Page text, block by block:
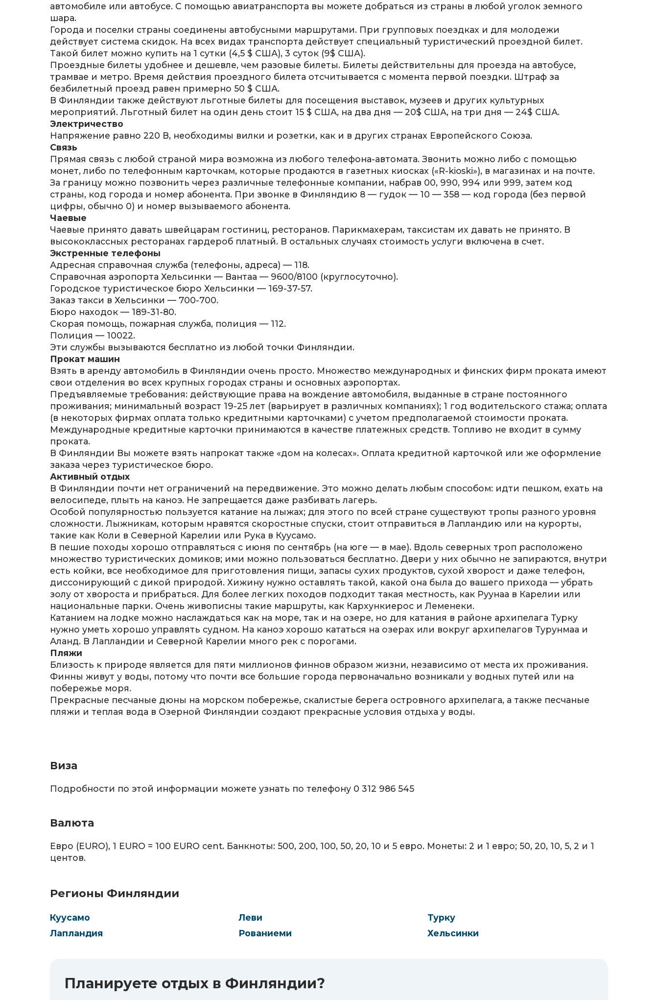
автомобиле или автобусе. С помощью авиатранспорта вы можете добраться из страны в любой уголок земного
шара.
Города и поселки страны соединены автобусными маршрутами. При групповых поездках и для молодежи
действует система скидок. На всех видах транспорта действует специальный туристический проездной билет.
Такой билет можно купить на 1 сутки (4,5 $ США), 3 суток (9$ США).
Проездные билеты удобнее и дешевле, чем разовые билеты. Билеты действительны для проезда на автобусе,
трамвае и метро. Время действия проездного билета отсчитывается с момента первой поездки. Штраф за
безбилетный проезд равен примерно 50 $ США.
В Финляндии также действуют льготные билеты для посещения выставок, музеев и других культурных
мероприятий. Льготный билет на один день стоит 15 $ США, на два дня — 20$ США, на три дня — 24$ США.
Электричество
Напряжение равно 220 В, необходимы вилки и розетки, как и в других странах Европейского Союза.
Связь
Прямая связь с любой страной мира возможна из любого телефона-автомата. Звонить можно либо с помощью
монет, либо по телефонным карточкам, которые продаются в газетных киосках («R-kioski»), в магазинах и на почте.
За границу можно позвонить через различные телефонные компании, набрав 00, 990, 994 или 999, затем код
страны, код города и номер абонента. При звонке в Финляндию 8 — гудок — 10 — 358 — код города (без первой
цифры, обычно 0) и номер вызываемого абонента.
Чаевые
Чаевые принято давать швейцарам гостиниц, ресторанов. Парикмахерам, таксистам их давать не принято. В
высококлассных ресторанах гардероб платный. В остальных случаях стоимость услуги включена в счет.
Экстренные телефоны
Адресная справочная служба (телефоны, адреса) — 118.
Справочная аэропорта Хельсинки — Вантаа — 9600/8100 (круглосуточно).
Городское туристическое бюро Хельсинки — 169-37-57.
Заказ такси в Хельсинки — 700-700.
Бюро находок — 189-31-80.
Скорая помощь, пожарная служба, полиция — 112.
Полиция — 10022.
Эти службы вызываются бесплатно из любой точки Финляндии.
Прокат машин
Взять в аренду автомобиль в Финляндии очень просто. Множество международных и финских фирм проката имеют
свои отделения во всех крупных городах страны и основных аэропортах.
Предъявляемые требования: действующие права на вождение автомобиля, выданные в стране постоянного
проживания; минимальный возраст 19-25 лет (варьирует в различных компаниях); 1 год водительского стажа; оплата
(в некоторых фирмах оплата только кредитными карточками) с учетом предполагаемой стоимости проката.
Международные кредитные карточки принимаются в качестве платежных средств. Топливо не входит в сумму
проката.
В Финляндии Вы можете взять напрокат также «дом на колесах». Оплата кредитной карточкой или же оформление
заказа через туристическое бюро.
Активный отдых
В Финляндии почти нет ограничений на передвижение. Это можно делать любым способом: идти пешком, ехать на
велосипеде, плыть на каноэ. Не запрещается даже разбивать лагерь.
Особой популярностью пользуется катание на лыжах; для этого по всей стране существуют тропы разного уровня
сложности. Лыжникам, которым нравятся скоростные спуски, стоит отправиться в Лапландию или на курорты,
такие как Коли в Северной Карелии или Рука в Куусамо.
В пешие походы хорошо отправляться с июня по сентябрь (на юге — в мае). Вдоль северных троп расположено
множество туристических домиков; ими можно пользоваться бесплатно. Двери у них обычно не запираются, внутри
есть койки, все необходимое для приготовления пищи, запасы сухих продуктов, сухой хворост и даже телефон,
диссонирующий с дикой природой. Хижину нужно оставлять такой, какой она была до вашего прихода — убрать
золу от хвороста и прибраться. Для более легких походов подходит такая местность, как Руунаа в Карелии или
национальные парки. Очень живописны такие маршруты, как Кархункиерос и Леменеки.
Катанием на лодке можно наслаждаться как на море, так и на озере, но для катания в районе архипелага Турку
нужно уметь хорошо управлять судном. На каноэ хорошо кататься на озерах или вокруг архипелагов Турунмаа и
Аланд. В Лапландии и Северной Карелии много рек с порогами.
Пляжи
Близость к природе является для пяти миллионов финнов образом жизни, независимо от места их проживания.
Финны живут у воды, потому что почти все большие города первоначально возникали у водных путей или на
побережье моря.
Прекрасные песчаные дюны на морском побережье, скалистые берега островного архипелага, а также песчаные
пляжи и теплая вода в Озерной Финляндии создают прекрасные условия отдыха у воды.
Виза
Подробности по этой информации можете узнать по телефону 0 312 986 545
Валюта
Евро (EURO), 1 EURO = 100 EURO cent. Банкноты: 500, 200, 100, 50, 20, 10 и 5 евро. Монеты: 2 и 1 евро; 50, 20, 10, 5, 2 и 1
центов.
Регионы Финляндии
Куусамо
Лапландия
Леви
Рованиеми
Турку
Хельсинки
Планируете отдых в Финляндии?